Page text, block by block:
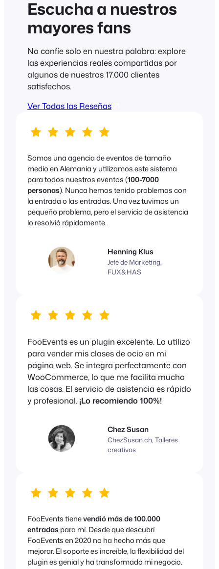
Escucha a nuestros
mayores fans
No confíe solo en nuestra palabra: explore
las experiencias reales compartidas por
algunos de nuestros 17.000 clientes
satisfechos.
Ver Todas las Reseñas
Somos una agencia de eventos de tamaño
medio en Alemania y utilizamos este sistema
para todos nuestros eventos (100-7000
personas). Nunca hemos tenido problemas con
la entrada o las entradas. Una vez tuvimos un
pequeño problema, pero el servicio de asistencia
lo resolvió rápidamente.
Henning Klus
Jefe de Marketing,
FUX&HAS
FooEvents es un plugin excelente. Lo utilizo
para vender mis clases de ocio en mi
página web. Se integra perfectamente con
WooCommerce, lo que me facilita mucho
las cosas. El servicio de asistencia es rápido
y profesional. ¡Lo recomiendo 100%!
Chez Susan
ChezSusan.ch, Talleres
creativos
FooEvents tienevendió más de 100.000
entradaspara mí. Desde que descubrí
FooEvents en 2020 no ha hecho más que
mejorar. El soporte es increíble, la flexibilidad del
plugin es genial y ha transformado mi negocio.